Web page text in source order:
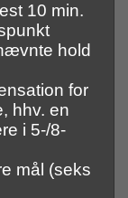
10 min.
hold
for
hhv. en
i 5-/8-
mål (seks